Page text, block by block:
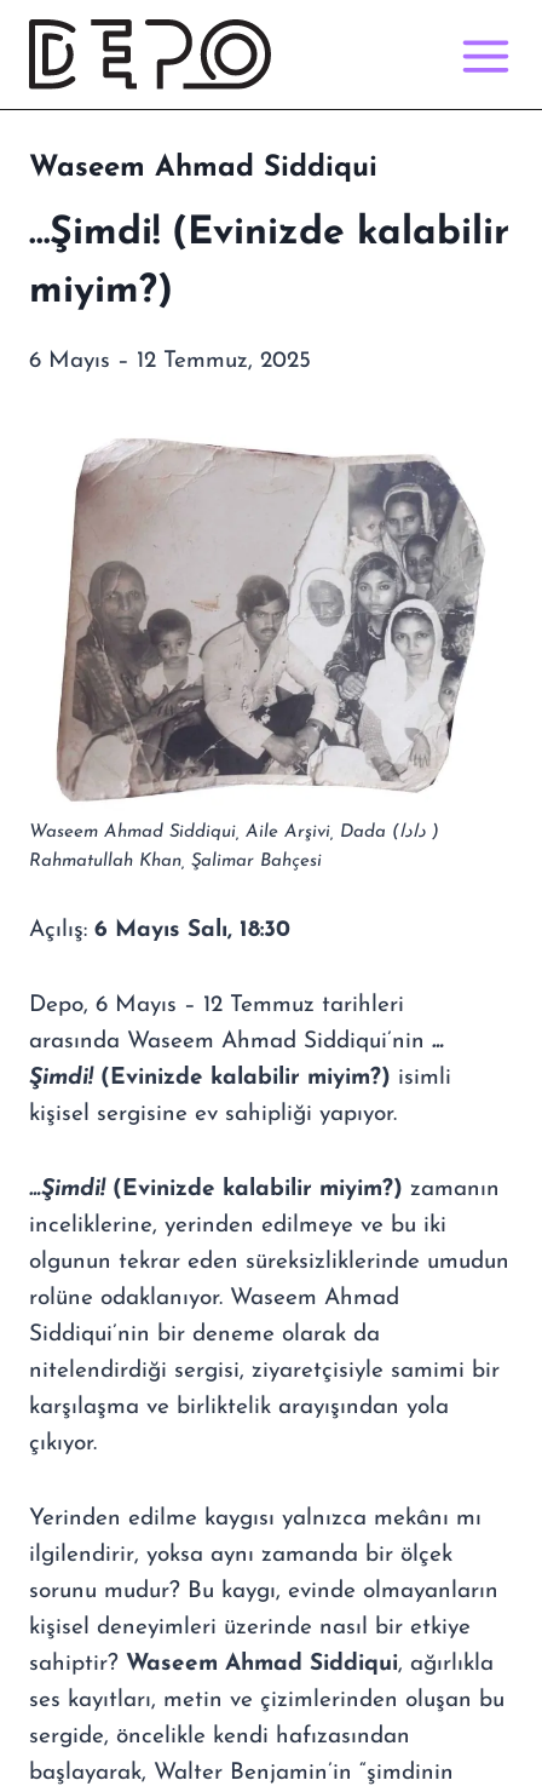
Skip
content
Waseem Ahmad Siddiqui
…Şimdi! (Evinizde kalabilir
miyim?)
6 Mayıs – 12 Temmuz, 2025
Waseem Ahmad Siddiqui, Aile Arşivi, Dada (دادا )
Rahmatullah Khan, Şalimar Bahçesi
Açılış: 6 Mayıs Salı, 18:30
Depo, 6 Mayıs – 12 Temmuz tarihleri
arasında Waseem Ahmad Siddiqui’nin …
Şimdi!(Evinizde kalabilir miyim?) isimli
kişisel sergisine ev sahipliği yapıyor.
…Şimdi!(Evinizde kalabilir miyim?) zamanın
inceliklerine, yerinden edilmeye ve bu iki
olgunun tekrar eden süreksizliklerinde umudun
rolüne odaklanıyor. Waseem Ahmad
Siddiqui’nin bir deneme olarak da
nitelendirdiği sergisi, ziyaretçisiyle samimi bir
karşılaşma ve birliktelik arayışından yola
çıkıyor.
Yerinden edilme kaygısı yalnızca mekânı mı
ilgilendirir, yoksa aynı zamanda bir ölçek
sorunu mudur? Bu kaygı, evinde olmayanların
kişisel deneyimleri üzerinde nasıl bir etkiye
sahiptir? Waseem Ahmad Siddiqui, ağırlıkla
ses kayıtları, metin ve çizimlerinden oluşan bu
sergide, öncelikle kendi hafızasından
başlayarak, Walter Benjamin’in “şimdinin